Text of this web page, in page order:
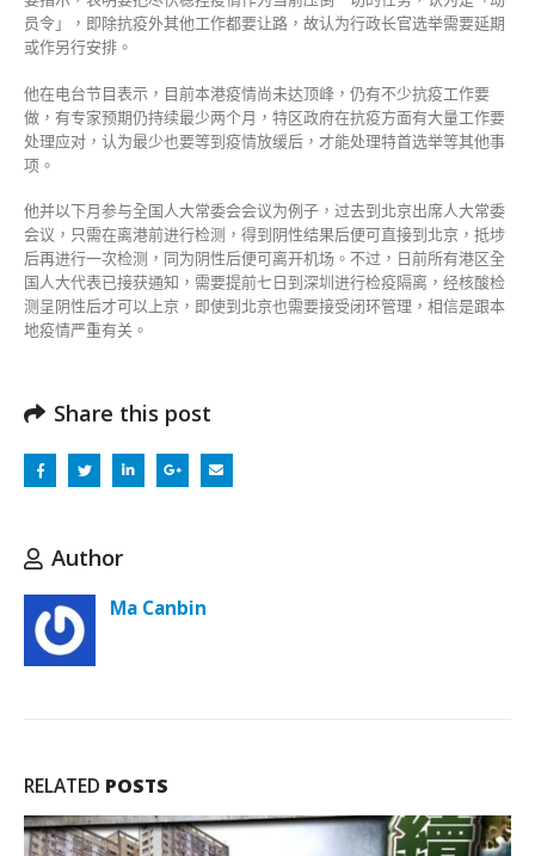
员令」，即除抗疫外其他工作都要让路，故认为行政长官选举需要延期
或作另行安排。
他在电台节目表示，目前本港疫情尚未达顶峰，仍有不少抗疫工作要
做，有专家预期仍持续最少两个月，特区政府在抗疫方面有大量工作要
处理应对，认为最少也要等到疫情放缓后，才能处理特首选举等其他事
项。
他并以下月参与全国人大常委会会议为例子，过去到北京出席人大常委
会议，只需在离港前进行检测，得到阴性结果后便可直接到北京，抵埗
后再进行一次检测，同为阴性后便可离开机场。不过，日前所有港区全
国人大代表已接获通知，需要提前七日到深圳进行检疫隔离，经核酸检
测呈阴性后才可以上京，即使到北京也需要接受闭环管理，相信是跟本
地疫情严重有关。
Share this post
Author
Ma Canbin
RELATED POSTS